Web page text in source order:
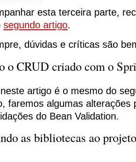
esta terceira parte,
segundo artigo.
dúvidas e críticas são
o CRUD criado com o
artigo é o mesmo do
faremos algumas alterações
do Bean Validation.
as bibliotecas ao